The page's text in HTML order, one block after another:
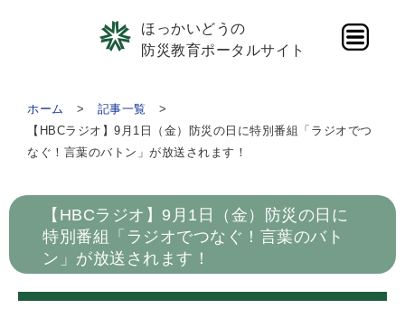
ほっかいどうの
防災教育ポータルサイト
ホーム
記事一覧
【HBCラジオ】9月1日（金）防災の日に特別番組「ラジオでつ
なぐ！言葉のバトン」が放送されます！
【HBCラジオ】9月1日（金）防災の日に
特別番組「ラジオでつなぐ！言葉のバト
ン」が放送されます！